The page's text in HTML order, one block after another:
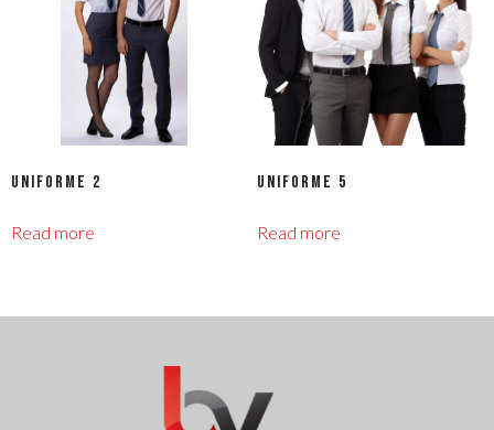
Uniforme 2
Read more
Uniforme 5
Read more